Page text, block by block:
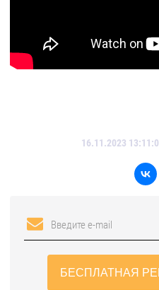
16.11.2023
БЕСПЛАТНАЯ